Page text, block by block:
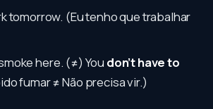
tomorrow. (Eu tenho que trabalhar
here. (≠) You don’t have to
fumar ≠ Não precisa vir.)